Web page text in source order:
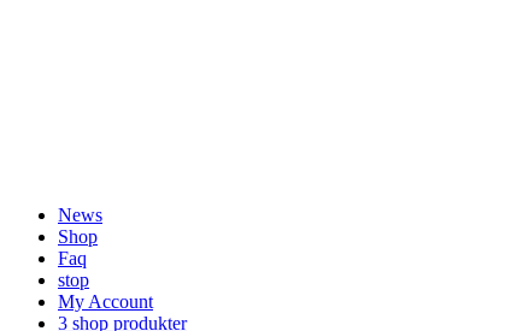
News
Shop
Faq
stop
My Account
3 shop produkter